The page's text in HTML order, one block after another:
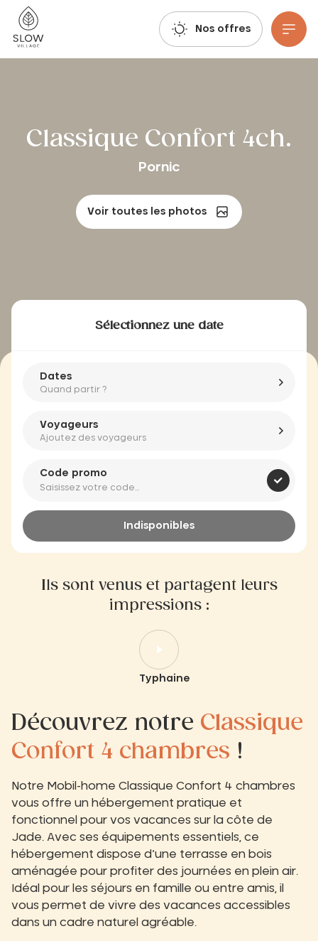
Respirez, imaginez, réservez : les réservations estivales 2027 sont déjà ouvertes !
Nos offres
Classique Confort 4ch.
Pornic
Voir toutes les photos
Sélectionnez une date
Dates
Quand partir ?
Voyageurs
Ajoutez des voyageurs
Code promo
Indisponibles
Ils sont venus et partagent leurs
impressions :
Typhaine
Découvrez notre Classique
Confort 4 chambres !
Notre Mobil-home Classique Confort 4 chambres
vous offre un hébergement pratique et
fonctionnel pour vos vacances sur la côte de
Jade. Avec ses équipements essentiels, ce
hébergement dispose d’une terrasse en bois
aménagée pour profiter des journées en plein air.
Idéal pour les séjours en famille ou entre amis, il
vous permet de vivre des vacances accessibles
dans un cadre naturel agréable.